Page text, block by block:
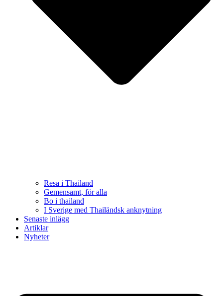
Resa i Thailand
Gemensamt, för alla
Bo i thailand
I Sverige med Thailändsk anknytning
Senaste inlägg
Artiklar
Nyheter